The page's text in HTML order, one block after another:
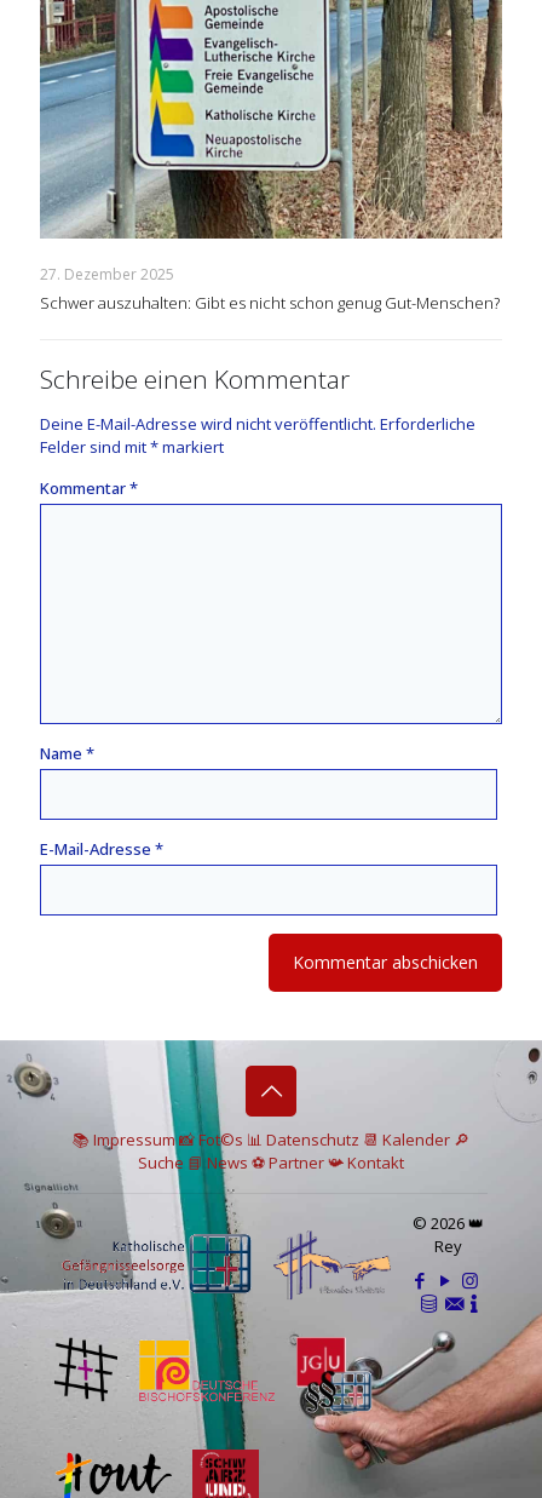
27. Dezember 2025
Schwer auszuhalten: Gibt es nicht schon genug Gut-Menschen?
Schreibe einen Kommentar
Deine E-Mail-Adresse wird nicht veröffentlicht. Erforderliche
Felder sind mit*markiert
Kommentar*
Name *
E-Mail-Adresse *
📚 Impressum📸Fot©s 📊 Datenschutz 📆 Kalender 🔎
Suche 📘 News ⚽Partner📯Kontakt
© 2026 👑
Rey